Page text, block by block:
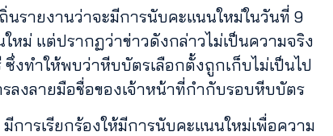
นรายงานว่าจะมีการนับคะแนนใหม่ในวันที่ 9
ม่ แต่ปรากฏว่าข่าวดังกล่าวไม่เป็นความจริง
งทำให้พบว่าหีบบัตรเลือกตั้งถูกเก็บไม่เป็นไป
รลงลายมือชื่อของเจ้าหน้าที่กำกับรอบหีบบัตร
การเรียกร้องให้มีการนับคะแนนใหม่เพื่อความ